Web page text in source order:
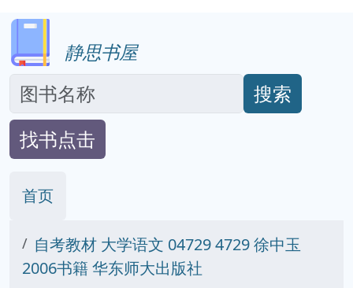
静思书屋
搜索
找书点击
首页
自考教材 大学语文 04729 4729 徐中玉
2006书籍 华东师大出版社